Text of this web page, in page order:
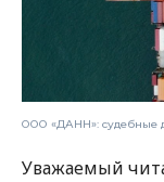
ООО «ДАНН»: судебные
Уважаемый